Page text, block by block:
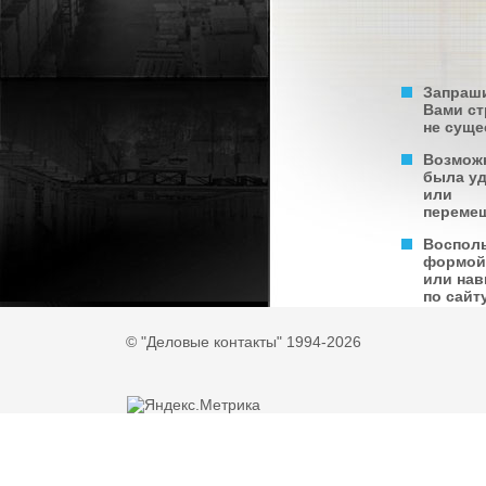
Вами
не
была
или
формой
или
по
© "Деловые контакты" 1994-2026